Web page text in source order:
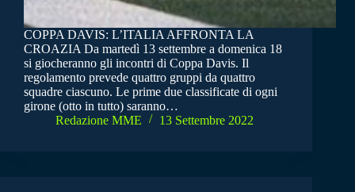
COPPA DAVIS: L’ITALIA AFFRONTA LA
CROAZIA Da martedì 13 settembre a domenica 18
si giocheranno gli incontri di Coppa Davis. Il
regolamento prevede quattro gruppi da quattro
squadre ciascuno. Le prime due classificate di ogni
girone (otto in tutto) saranno…
Redazione MME
13 Settembre 2022